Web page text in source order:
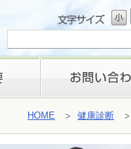
健康診断
HOME